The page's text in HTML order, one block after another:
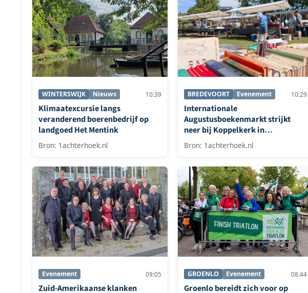
WINTERSWIJK Nieuws 10:39
Klimaatexcursie langs
veranderend boerenbedrijf op
landgoed Het Mentink
Bron: 1achterhoek.nl
BREDEVOORT Evenement 10:29
Internationale
Augustusboekenmarkt strijkt
neer bij Koppelkerk in
Bredevoort
Bron: 1achterhoek.nl
Evenement 09:05
Zuid-Amerikaanse klanken
GROENLO Evenement 08:44
Groenlo bereidt zich voor op